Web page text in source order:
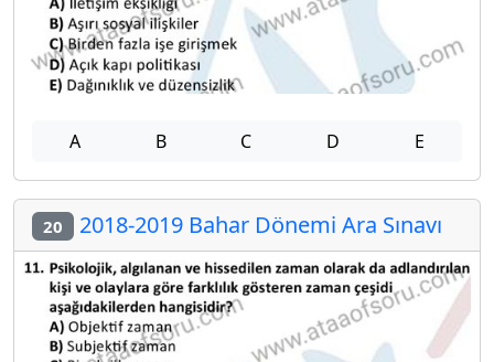
A B C D E
20 2018-2019 Bahar Dönemi Ara Sınavı